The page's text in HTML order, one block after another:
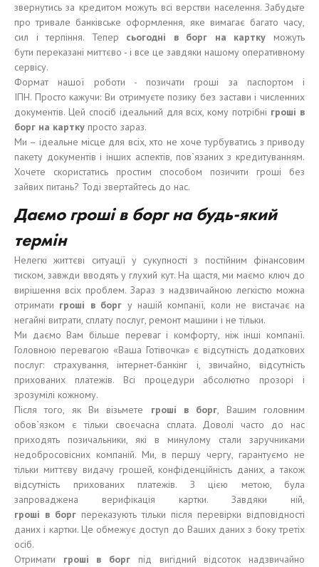
звернутись за кредитом можуть всі верстви населення. Забудьте
про тривале банківське оформлення, яке вимагає багато часу,
сил і терпіння. Тепер сьогодні в борг на картку можуть
бути переказані миттєво - і все це завдяки нашому оперативному
сервісу.
Формат нашої роботи - позичати гроші за паспортом і
ІПН. Просто кажучи: Ви отримуєте позику без застави і численних
документів. Цей спосіб ідеальний для всіх, кому потрібні гроші в
борг на картку просто зараз.
Ми – ідеальне місце для всіх, хто не хоче турбуватись з приводу
пакету документів і інших аспектів, пов`язаних з кредитуванням.
Хочете скористатись простим способом позичити гроші без
зайвих питань? Тоді звертайтесь до нас.
Даємо гроші в боргнабудь-який
термін
Нелегкі життєві ситуації у сукупності з постійним фінансовим
тиском, завжди вводять у глухий кут. На щастя, ми маємо ключ до
вирішення всіх проблем. Зараз з надзвичайною легкістю можна
отримати гроші в борг у нашій компанії, коли не вистачає на
негайні витрати, сплату послуг, ремонт машини і не тільки.
Ми даємо Вам більше переваг і комфорту, ніж інші компанії.
Головною перевагою «Ваша Готівочка» є відсутність додаткових
послуг: страхування, інтернет-банкінг і, звичайно, відсутність
прихованих платежів. Всі процедури абсолютно прозорі і
зрозумілі кожному.
Після того, як Ви візьмете гроші в борг, Вашим головним
обов`язком є тільки своєчасна сплата. Доволі часто до нас
приходять позичальники, які в минулому стали заручниками
недобросовісних компаній. Ми, в першу чергу, гарантуємо не
тільки миттєву видачу грошей, конфіденційність даних, а також
відсутність прихованих платежів. З цією метою, була
запроваджена верифікація картки. Завдяки ній,
гроші в борг переказують тільки після перевірки відповідності
даних і картки. Це обмежує доступ до Ваших даних з боку третіх
осіб.
Отримати гроші в борг під вигідний відсоток надзвичайно